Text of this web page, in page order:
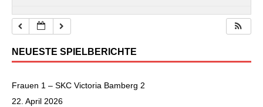
NEUESTE SPIELBERICHTE
Frauen 1 – SKC Victoria Bamberg 2
22. April 2026